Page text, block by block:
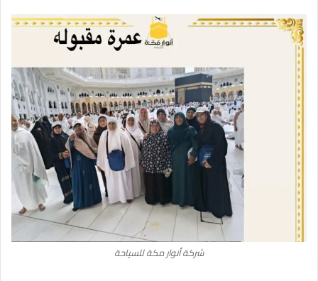
شركة أنوار مكة للسياحة